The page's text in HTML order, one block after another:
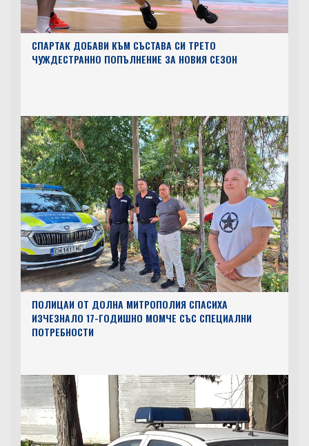
СПАРТАК ДОБАВИ КЪМ СЪСТАВА СИ ТРЕТО
ЧУЖДЕСТРАННО ПОПЪЛНЕНИЕ ЗА НОВИЯ СЕЗОН
ПОЛИЦАИ ОТ ДОЛНА МИТРОПОЛИЯ СПАСИХА
ИЗЧЕЗНАЛО 17-ГОДИШНО МОМЧЕ СЪС СПЕЦИАЛНИ
ПОТРЕБНОСТИ